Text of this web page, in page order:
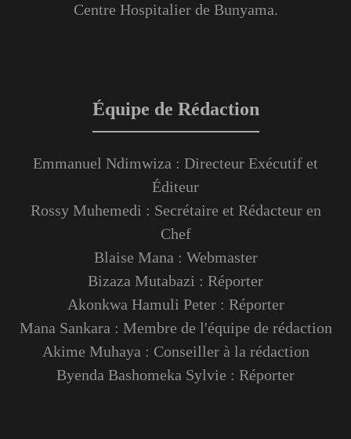
Centre Hospitalier de Bunyama.
Équipe de Rédaction
Emmanuel Ndimwiza : Directeur Exécutif et
Éditeur
Rossy Muhemedi : Secrétaire et Rédacteur en
Chef
Blaise Mana : Webmaster
Bizaza Mutabazi : Réporter
Akonkwa Hamuli Peter : Réporter
Mana Sankara : Membre de l'équipe de rédaction
Akime Muhaya : Conseiller à la rédaction
Byenda Bashomeka Sylvie : Réporter